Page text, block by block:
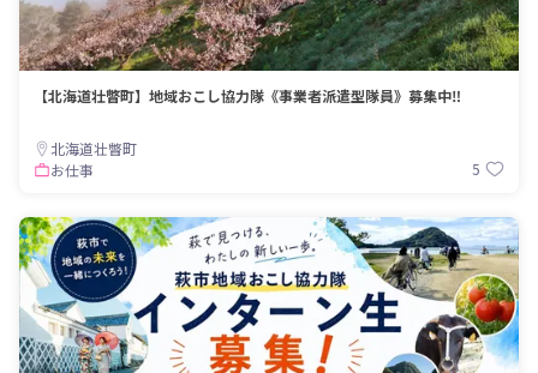
【北海道壮瞥町】地域おこし協力隊《事業者派遣型隊員》募集中‼︎
北海道壮瞥町
お仕事
5